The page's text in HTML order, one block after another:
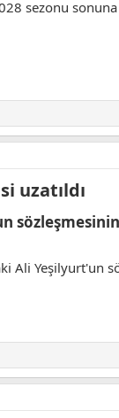
sezonu
uzatıldı​
Ali